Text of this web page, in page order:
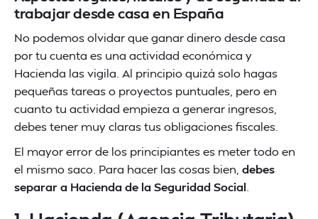
trabajar desde casa en España
No podemos olvidar que ganar dinero desde casa
por tu cuenta es una actividad económica y
Hacienda las vigila. Al principio quizá solo hagas
pequeñas tareas o proyectos puntuales, pero en
cuanto tu actividad empieza a generar ingresos,
debes tener muy claras tus obligaciones fiscales.
El mayor error de los principiantes es meter todo en
el mismo saco. Para hacer las cosas bien, debes
separar a Hacienda de la Seguridad Social